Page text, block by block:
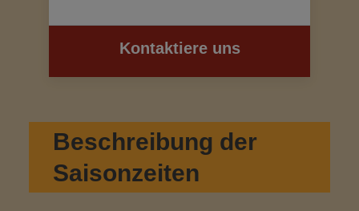
Kontaktiere uns
Beschreibung der
Saisonzeiten